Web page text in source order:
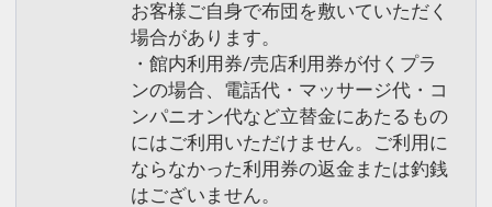
お客様ご自身で布団を敷いていただく
場合があります。
・館内利用券/売店利用券が付くプラ
ンの場合、電話代・マッサージ代・コ
ンパニオン代など立替金にあたるもの
にはご利用いただけません。ご利用に
ならなかった利用券の返金または釣銭
はございません。